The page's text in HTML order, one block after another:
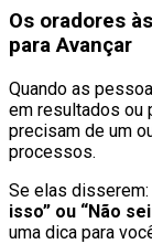
Os oradores
para Avançar
Quando as
em resultados ou
precisam de um
processos.
Se elas disserem:
isso” ou “Não
uma dica para